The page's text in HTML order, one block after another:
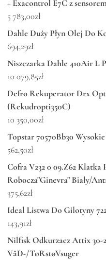
+ Exacontrol E7C z
5 783,00zł
Dahle Duży Płyn Olej Do
694,29zł
Niszczarka Dahle 410Air L
10 079,85zł
Defro Rekuperator Drx
(Rekudropti350C)
10 350,00zł
Topstar 70570Bb30
562,50zł
Cofra V232 0 09.Z62 Klatka
Robocza"Ginevra" Biały/
375,62zł
Ideal Listwa Do Gilotyny
143,91zł
Nilfisk Odkurzacz Attix 30-
VåD-/TøRstøVsuger